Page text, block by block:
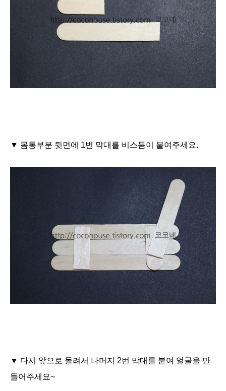
▼ 몸통부분 뒷면에 1번 막대를 비스듬이 붙여주세요.
▼ 다시 앞으로 돌려서 나머지 2번 막대를 붙여 얼굴을 만
들어주세요~